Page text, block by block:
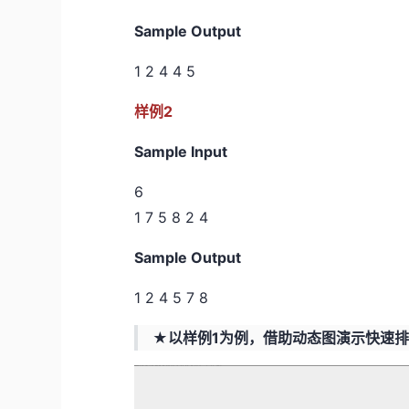
Sample Output
1 2 4 4 5
样例2
Sample Input
6
1 7 5 8 2 4
Sample Output
1 2 4 5 7 8
★以样例1为例，借助动态图演示快速